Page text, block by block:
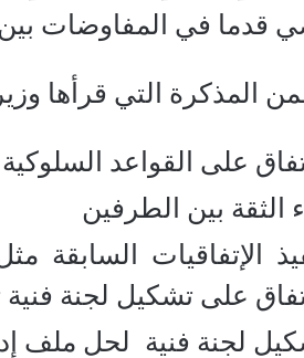
قدما في المفاوضات بين
المذكرة التي قرأها
على القواعد
الثقة بين الطرفين
الإتفاقيات السابقة
على تشكيل لجنة فنية تجتمع في غضون 15